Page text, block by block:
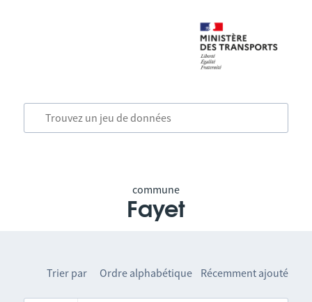
commune
Fayet
Trier par Ordre alphabétique Récemment ajouté